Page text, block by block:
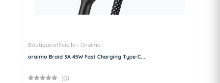
Boutique officielle – Oraimo
oraimo Braid 3A 45W Fast Charging Type-C...
(0)